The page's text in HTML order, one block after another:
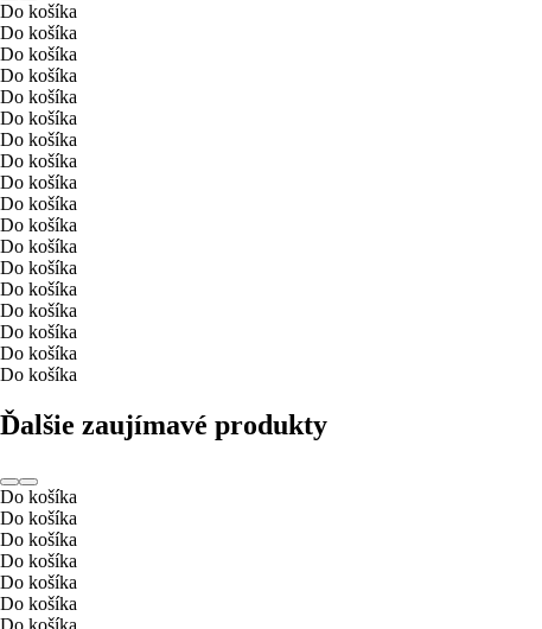
Do košíka
Do košíka
Do košíka
Do košíka
Do košíka
Do košíka
Do košíka
Do košíka
Do košíka
Do košíka
Do košíka
Do košíka
Do košíka
Do košíka
Do košíka
Do košíka
Do košíka
Do košíka
Ďalšie zaujímavé produkty
Do košíka
Do košíka
Do košíka
Do košíka
Do košíka
Do košíka
Do košíka